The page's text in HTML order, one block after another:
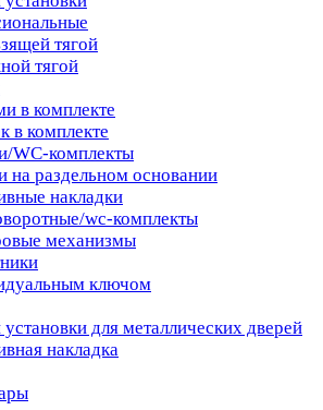
тягой
тягой
в комплекте
в комплекте
WC-комплекты
на раздельном основании
накладки
wc-комплекты
механизмы
ключом
для металлических дверей
накладка